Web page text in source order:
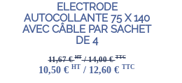
ELECTRODE
AUTOCOLLANTE 75 X 140
AVEC CÂBLE PAR SACHET
DE 4
11,67 €HT/ 14,00 €TTC
10,50 € HT / 12,60 € TTC